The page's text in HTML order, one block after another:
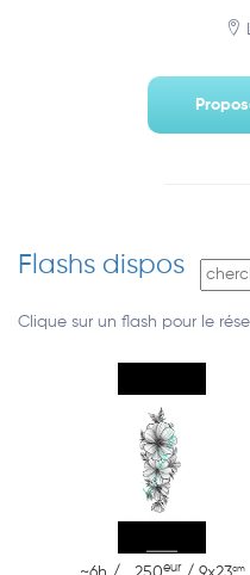
Flashs dispos
Clique sur un flash pour le
eur cm